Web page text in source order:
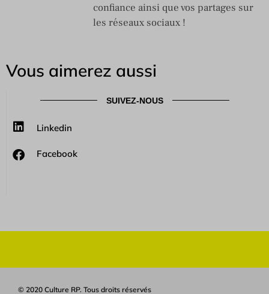
confiance ainsi que vos partages sur
les réseaux sociaux !
Vous aimerez aussi
SUIVEZ-NOUS
Linkedin
Facebook
© 2020 Culture RP. Tous droits réservés